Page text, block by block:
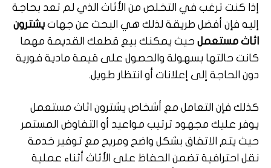
إذا كنت ترغب في التخلص من الأثاث الذي لم تعد بحاجة
إليه فإن أفضل طريقة لذلك هي البحث عن جهات يشترون
اثاث مستعمل حيث يمكنك بيع قطعك القديمة مهما
كانت حالتها بسهولة والحصول على قيمة مادية فورية
دون الحاجة إلى إعلانات أو انتظار طويل.
كذلك فإن التعامل مع أشخاص يشترون اثاث مستعمل
يوفر عليك مجهود ترتيب مواعيد أو التفاوض المستمر
حيث يتم الاتفاق بشكل واضح ومريح مع توفير خدمة
نقل احترافية تضمن الحفاظ على الأثاث أثناء عملية